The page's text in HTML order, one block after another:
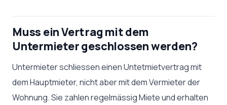
Muss ein Vertrag mit dem
Untermieter geschlossen werden?
Untermieter schliessen einen Untetmietvertrag mit
dem Hauptmieter, nicht aber mit dem Vermieter der
Wohnung. Sie zahlen regelmässig Miete und erhalten